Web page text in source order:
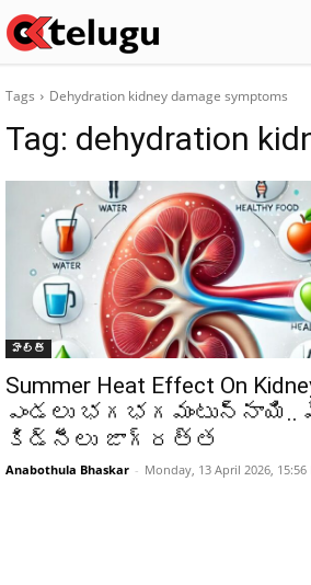
Tags Dehydration kidney damage symptoms
Tag: dehydration
హెల్త్‌
Summer Heat Effect On
ఎండలు భగభగమంటున్నాయి..
కిడ్నీలు జాగ్రత్త
Anabothula Bhaskar - Monday, 13 April 2026, 15:56